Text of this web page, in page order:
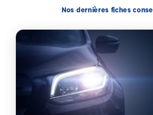
Nos dernières fiches